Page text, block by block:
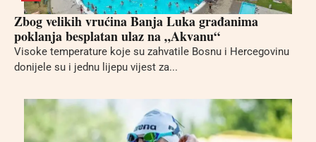
Zbog velikih vrućina Banja Luka građanima
poklanja besplatan ulaz na „Akvanu“
Visoke temperature koje su zahvatile Bosnu i Hercegovinu
donijele su i jednu lijepu vijest za...